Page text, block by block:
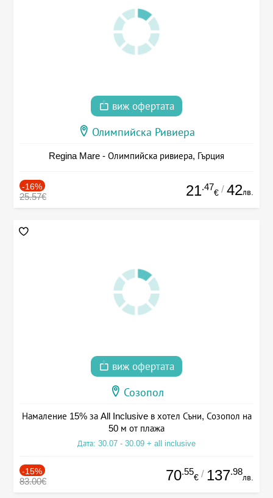
виж офертата
Олимпийска Ривиера
Regina Mare - Олимпийска ривиера, Гърция
-16%
25.57€ 21.47
€ / 42лв.
виж офертата
Созопол
Намаление 15% за All Inclusive в хотел Съни, Созопол на
50 м от плажа
Дата: 30.07 - 30.09 + all inclusive
-15%
83.00€ 70.55
€ / 137.98
лв.